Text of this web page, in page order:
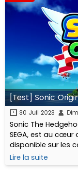
[Test] Sonic
30 Juil 2023
Sonic The
SEGA, est au
disponible sur les
Xbox, se
de la licence...
Lire la suite